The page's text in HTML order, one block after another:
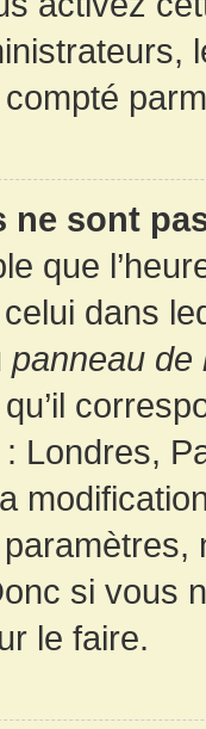
ne sont
que
dans
panneau de
Londres,
si vous
le faire.